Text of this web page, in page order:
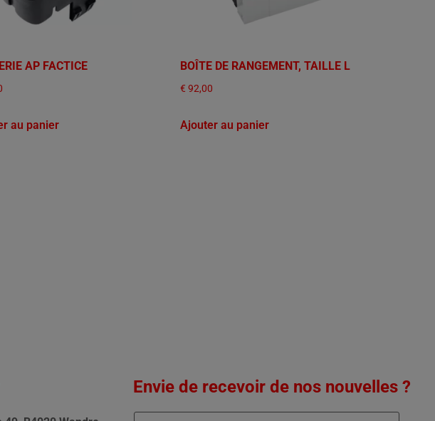
AP FACTICE
au panier
BOÎTE DE RANGEMENT, TAILLE L
€ 92,00
Ajouter au panier
Envie de recevoir de nos nouvelles ?